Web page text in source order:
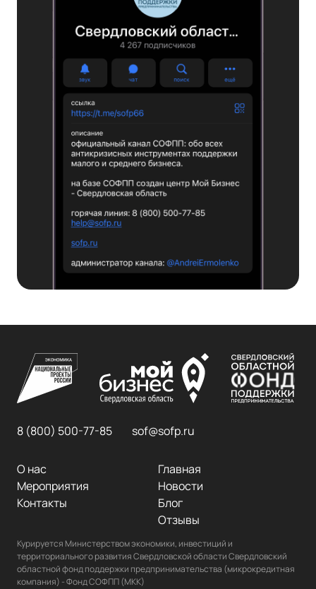
8 (800) 500-77-85 sof@sofp.ru
Главная
О нас
Новости
Мероприятия
Блог
Контакты
Отзывы
Курируется Министерством экономики, инвестиций и
территориального развития Свердловской области Свердловский
областной фонд поддержки предпринимательства (микрокредитная
компания) - Фонд СОФПП (МКК)